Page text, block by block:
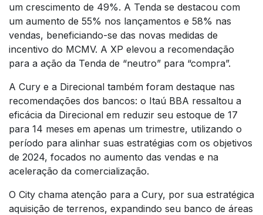
um crescimento de 49%. A Tenda se destacou com
um aumento de 55% nos lançamentos e 58% nas
vendas, beneficiando-se das novas medidas de
incentivo do MCMV. A XP elevou a recomendação
para a ação da Tenda de “neutro” para “compra”.
A Cury e a Direcional também foram destaque nas
recomendações dos bancos: o Itaú BBA ressaltou a
eficácia da Direcional em reduzir seu estoque de 17
para 14 meses em apenas um trimestre, utilizando o
período para alinhar suas estratégias com os objetivos
de 2024, focados no aumento das vendas e na
aceleração da comercialização.
O City chama atenção para a Cury, por sua estratégica
aquisição de terrenos, expandindo seu banco de áreas